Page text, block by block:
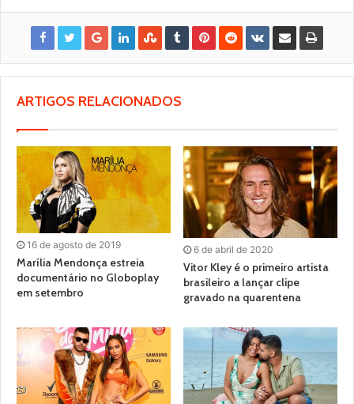
ARTIGOS RELACIONADOS
16 de agosto de 2019
Marília Mendonça estreia
documentário no Globoplay
em setembro
6 de abril de 2020
Vitor Kley é o primeiro artista
brasileiro a lançar clipe
gravado na quarentena